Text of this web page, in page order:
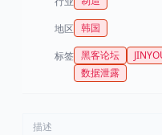
地区 韩国
标签 黑客论坛
数据泄露
描述